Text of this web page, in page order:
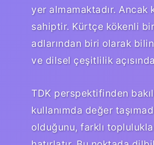
yer almamaktadır.
sahiptir. Kürtçe kökenli
adlarından biri olarak
ve dilsel çeşitlilik
TDK perspektifinden
kullanımda değer
olduğunu, farklı